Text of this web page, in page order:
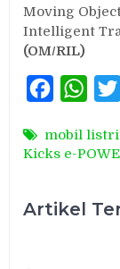
Moving
Intelligent
(OM/RIL)
Facebook
mobil
Kicks e-
Artikel